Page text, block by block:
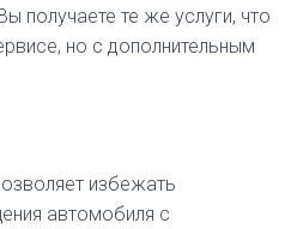
получаете те же услуги, что
но с дополнительным
избежать
автомобиля с